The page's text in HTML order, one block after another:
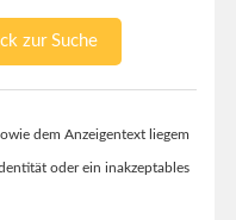
zur Suche
dem Anzeigentext liegem
oder ein inakzeptables